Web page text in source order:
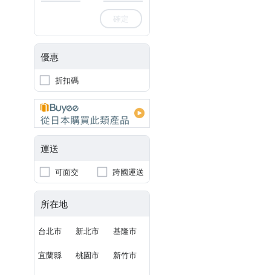
確定
優惠
折扣碼
運送
可面交 跨國運送
所在地
台北市 新北市 基隆市
宜蘭縣 桃園市 新竹市